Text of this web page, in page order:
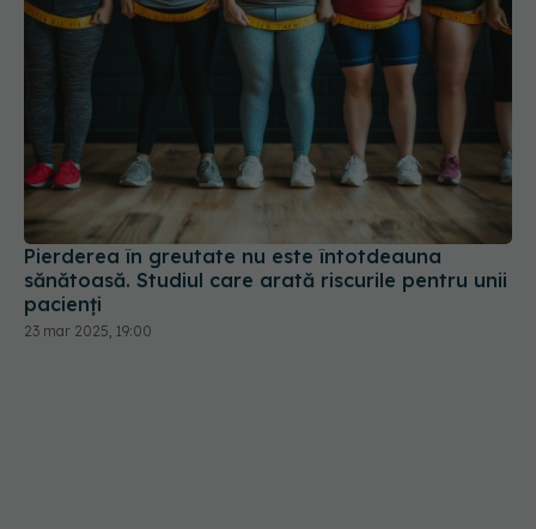
Pierderea în greutate nu este întotdeauna
sănătoasă. Studiul care arată riscurile pentru unii
pacienți
23 mar 2025, 19:00